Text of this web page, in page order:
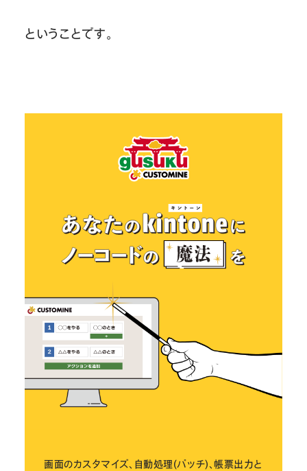
ということです。
画面のカスタマイズ、自動処理(バッチ)、帳票出力と